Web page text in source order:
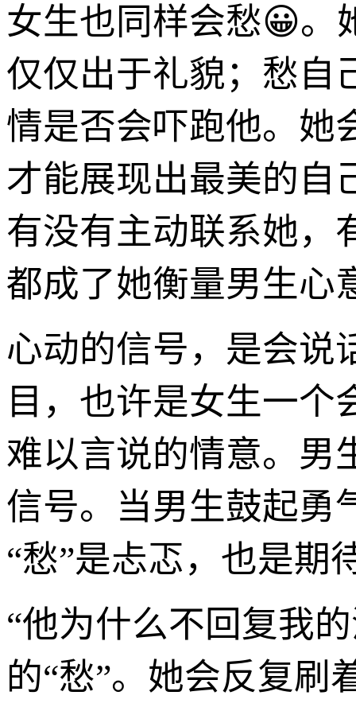
女生也同样会愁😀。
仅仅出于礼貌；愁自
情是否会吓跑他。她
才能展现出最美的自
有没有主动联系她，
都成了她衡量男生心
心动的信号，是会说
目，也许是女生一
难以言说的情意。男
信号。当男生鼓起勇
“愁”是忐忑，也是期
“他为什么不回复我
的“愁”。她会反复刷